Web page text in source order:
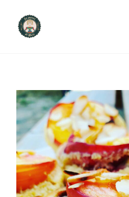
PRODUITS ET SERVICES
NOUS CONTACTER
RECETTES
FAQ
SEARCH